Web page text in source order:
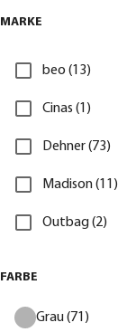
MARKE
beo (13)
Cinas (1)
Dehner (73)
Madison (11)
Outbag (2)
FARBE
Grau (71)